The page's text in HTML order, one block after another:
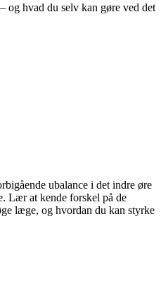
og hvad du selv kan gøre ved det
ubalance i det indre øre
Lær at kende forskel på de
læge, og hvordan du kan styrke